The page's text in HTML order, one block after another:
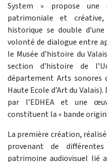
System » propose une
patrimoniale et
historique se double
volonté de dialogue entre
le Musée d’histoire du
section d’histoire de
département Arts sonores
Haute Ecole d’Art du
par l’EDHEA et une
constituent la « bande
La première création,
provenant de
patrimoine audiovisuel lié